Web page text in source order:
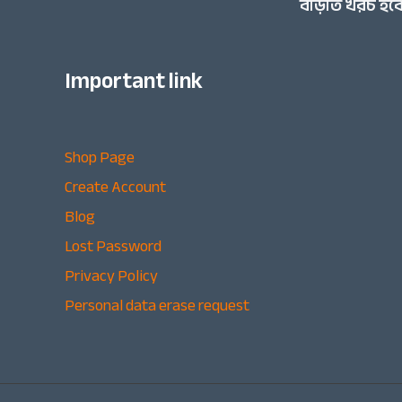
Important link
Shop Page
Create Account
Blog
Lost Password
Privacy Policy
Personal data erase request